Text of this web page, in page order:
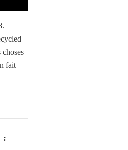
fait
: